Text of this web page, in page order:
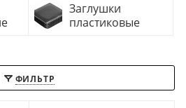
Заглушки
пластиковые
ФИЛЬТР